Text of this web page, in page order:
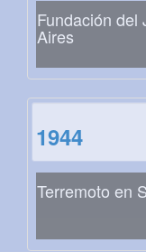
Fundación del
Aires
1944
Terremoto en